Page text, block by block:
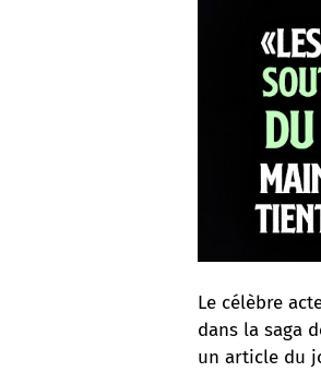
Le célèbre
dans la saga
un article du